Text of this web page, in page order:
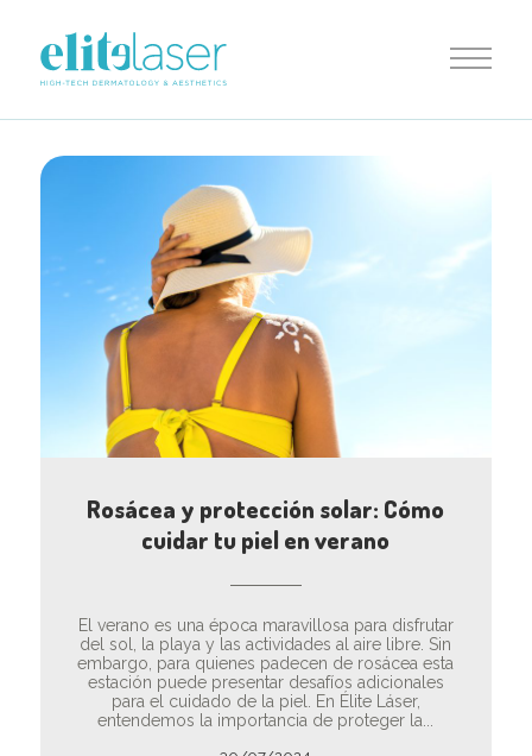
Rosácea y protección solar: Cómo
cuidar tu piel en verano
El verano es una época maravillosa para disfrutar
del sol, la playa y las actividades al aire libre. Sin
embargo, para quienes padecen de rosácea esta
estación puede presentar desafíos adicionales
para el cuidado de la piel. En Élite Láser,
entendemos la importancia de proteger la...